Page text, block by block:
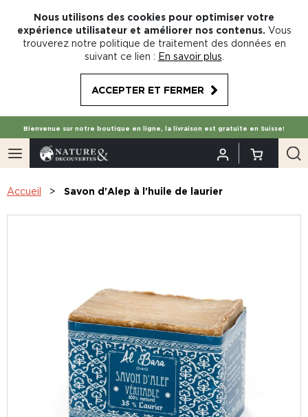
Nous utilisons des cookies pour optimiser votre
expérience utilisateur et améliorer nos contenus. Vous
trouverez notre politique de traitement des données en
suivant ce lien : En savoir plus
ACCEPTER ET FERMER
Bienvenue sur notre boutique en ligne, la livraison est gratuite en Suisse!
Accueil Savon d'Alep à l'huile de laurier